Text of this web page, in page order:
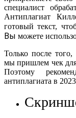
специалист
Антиплагиат
готовый текст,
Вы можете
Только после
мы пришлем чек
Поэтому
антиплагиата в